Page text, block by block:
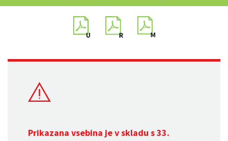
Prikazana vsebina je v skladu s 33.